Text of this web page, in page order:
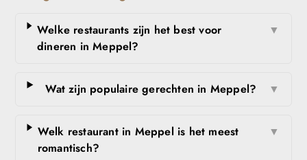
Welke restaurants zijn het best voor
dineren in Meppel?
▼
Wat zijn populaire gerechten in Meppel? ▼
Welk restaurant in Meppel is het meest
romantisch?
▼